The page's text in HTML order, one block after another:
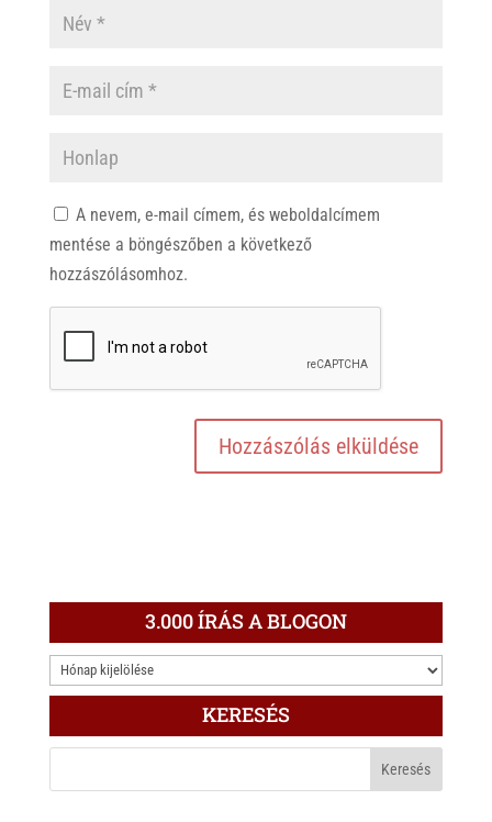
A nevem, e-mail címem, és weboldalcímem
mentése a böngészőben a következő
hozzászólásomhoz.
3.000 ÍRÁS A BLOGON
3.000
ÍRÁS
KERESÉS